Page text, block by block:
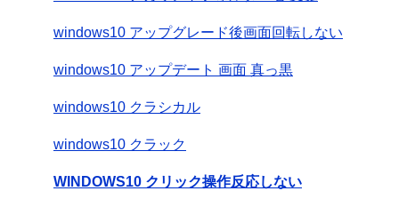
windows10 アップグレード後画面回転しない
windows10 アップデート 画面 真っ黒
windows10 クラシカル
windows10 クラック
WINDOWS10 クリック操作反応しない